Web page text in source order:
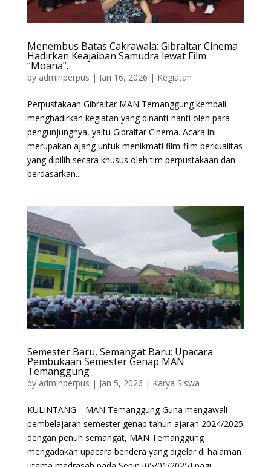
Menembus Batas Cakrawala: Gibraltar Cinema
Hadirkan Keajaiban Samudra lewat Film
“Moana”.
by adminperpus | Jan 16, 2026 | Kegiatan
Perpustakaan Gibraltar MAN Temanggung kembali
menghadirkan kegiatan yang dinanti-nanti oleh para
pengunjungnya, yaitu Gibraltar Cinema. Acara ini
merupakan ajang untuk menikmati film-film berkualitas
yang dipilih secara khusus oleh tim perpustakaan dan
berdasarkan...
Semester Baru, Semangat Baru: Upacara
Pembukaan Semester Genap MAN
Temanggung
by adminperpus | Jan 5, 2026 | Karya Siswa
KULINTANG—MAN Temanggung Guna mengawali
pembelajaran semester genap tahun ajaran 2024/2025
dengan penuh semangat, MAN Temanggung
mengadakan upacara bendera yang digelar di halaman